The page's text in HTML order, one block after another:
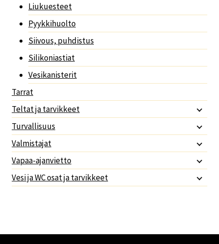
Liukuesteet
Pyykkihuolto
Siivous, puhdistus
Silikoniastiat
Vesikanisterit
Tarrat
Teltat ja tarvikkeet
Turvallisuus
Valmistajat
Vapaa-ajanvietto
Vesi ja WC osat ja tarvikkeet